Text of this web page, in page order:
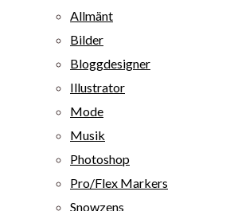
Allmänt
Bilder
Bloggdesigner
Illustrator
Mode
Musik
Photoshop
Pro/Flex Markers
Snowzens